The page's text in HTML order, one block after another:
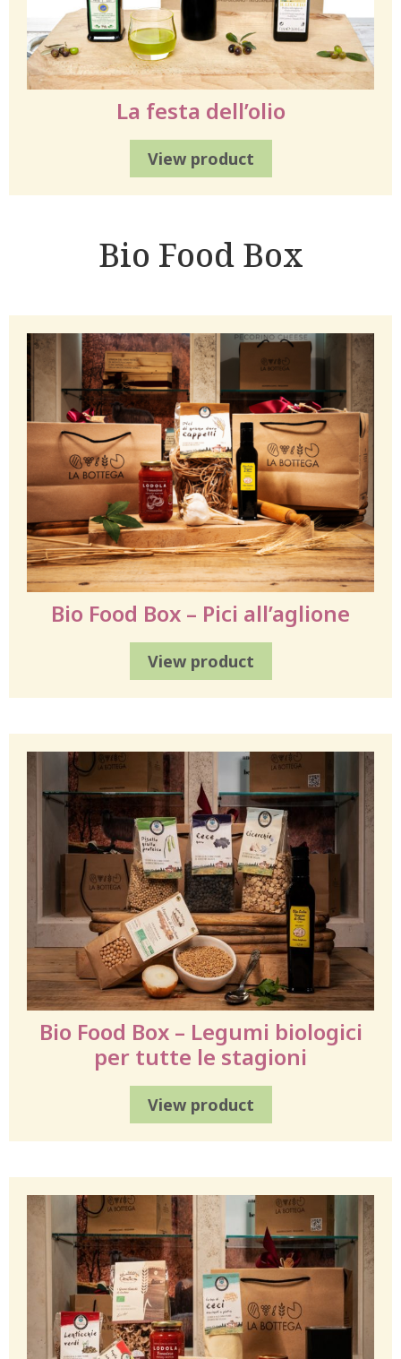
La festa dell’olio
View product
Bio Food Box
Bio Food Box – Pici all’aglione
View product
Bio Food Box – Legumi biologici
per tutte le stagioni
View product